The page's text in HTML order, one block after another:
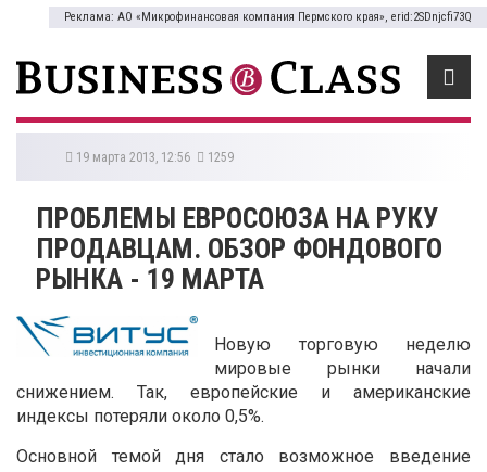
Реклама: АО «Микрофинансовая компания Пермского края», erid:2SDnjcfi73Q
19 марта 2013, 12:56 1259
ПРОБЛЕМЫ ЕВРОСОЮЗА НА РУКУ
ПРОДАВЦАМ. ОБЗОР ФОНДОВОГО
РЫНКА - 19 МАРТА
Новую торговую неделю
мировые рынки начали
снижением. Так, европейские и американские
индексы потеряли около 0,5%.
Основной темой дня стало возможное введение